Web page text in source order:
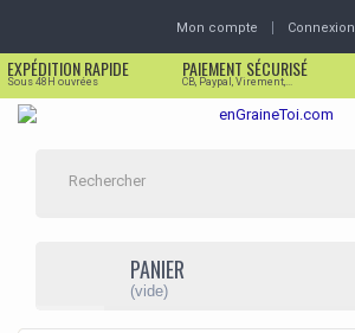
Mon compte Connexion
EXPÉDITION RAPIDE
Sous 48H ouvrées
PAIEMENT SÉCURISÉ
CB, Paypal, Virement,...
PANIER
(vide)